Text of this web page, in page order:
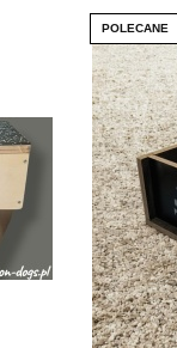
POLECANE